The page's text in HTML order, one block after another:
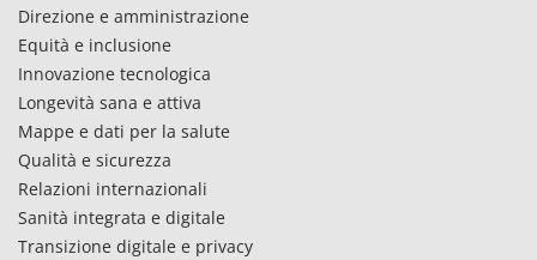
Direzione e amministrazione
Equità e inclusione
Innovazione tecnologica
Longevità sana e attiva
Mappe e dati per la salute
Qualità e sicurezza
Relazioni internazionali
Sanità integrata e digitale
Transizione digitale e privacy